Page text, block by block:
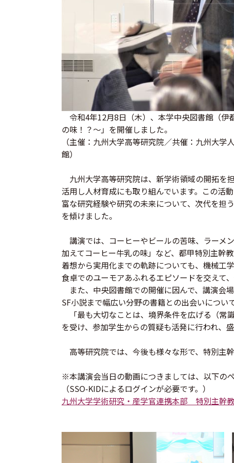
令和4年12月8日（木）、本学中央図書館（伊
の味！？～」を開催しました。
（主催：九州大学高等研究院／共催：九州大
館）
九州大学高等研究院は、新学術領域の開拓を
活用し人材育成にも取り組んでいます。この活
富な研究経験や研究の未来について、次代を担
を傾けました。
講演では、コーヒーやビールの苦味、ラーメ
加えてコーヒー牛乳の味」など、都甲特別主幹
着想から実用化までの軌跡についても、機械工
食卓でのユーモアあふれるエピソードを交えて
また、中央図書館での開催に因んで、講演会
SF小説まで幅広い分野の書籍との出会いについ
「最も大切なことは、境界条件を広げる（常
を受け、参加学生からの質疑も活発に行われ、
高等研究院では、今後も様々な形で、特別主
※本講演会当日の動画につきましては、以下の
（SSO-KIDによるログインが必要です。）
九州大学学術研究・産学官連携本部 特別主幹